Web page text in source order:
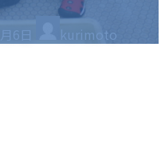
6日
kurimoto